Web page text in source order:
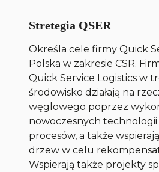
Stretegia QSER
Określa cele firmy Quick
Polska w zakresie CSR.
Quick Service Logistics w
środowisko działają na
węglowego poprzez
nowoczesnych technologii
procesów, a także
drzew w celu
Wspierają także projekty